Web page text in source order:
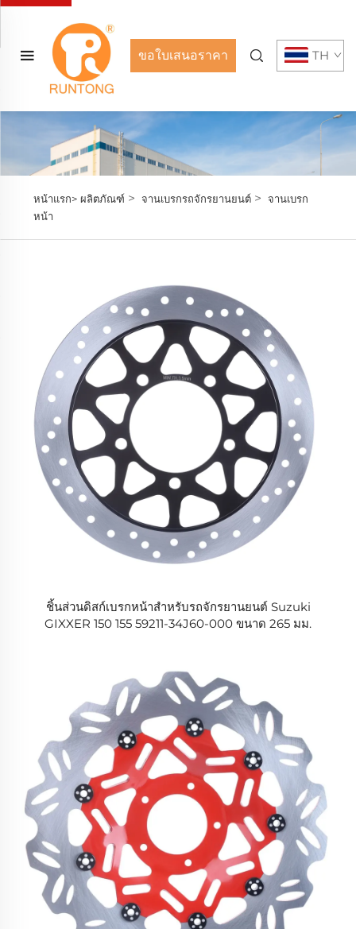
ขอใบเสนอราคา TH
หน้าแรก> ผลิตภัณฑ์> จานเบรกรถจักรยานยนต์> จานเบรก
หน้า
ชิ้นส่วนดิสก์เบรกหน้าสำหรับรถจักรยานยนต์ Suzuki
GIXXER 150 155 59211-34J60-000 ขนาด 265 มม.